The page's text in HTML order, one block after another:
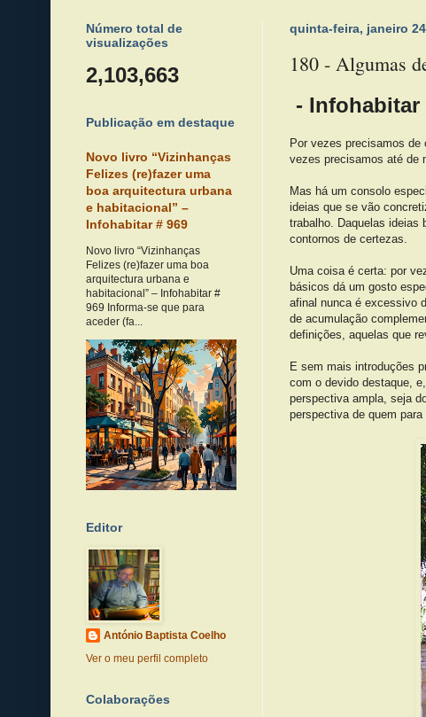
quinta-feira, janeiro
180 - Algumas
- Infohabitar
Por vezes precisamos
vezes precisamos até de
Mas há um consolo
ideias que se vão
trabalho. Daquelas ideias
contornos de certezas.
Uma coisa é certa: por
básicos dá um gosto
afinal nunca é excessivo
de acumulação
definições, aquelas que
E sem mais introduções
com o devido destaque,
perspectiva ampla, seja
perspectiva de quem
Número total de
visualizações
2,103,663
Publicação em destaque
Novo livro “Vizinhanças
Felizes (re)fazer uma
boa arquitectura urbana
e habitacional” –
Infohabitar # 969
Novo livro “Vizinhanças
Felizes (re)fazer uma boa
arquitectura urbana e
habitacional” – Infohabitar #
969 Informa-se que para
aceder (fa...
Editor
António Baptista Coelho
Ver o meu perfil completo
Colaborações